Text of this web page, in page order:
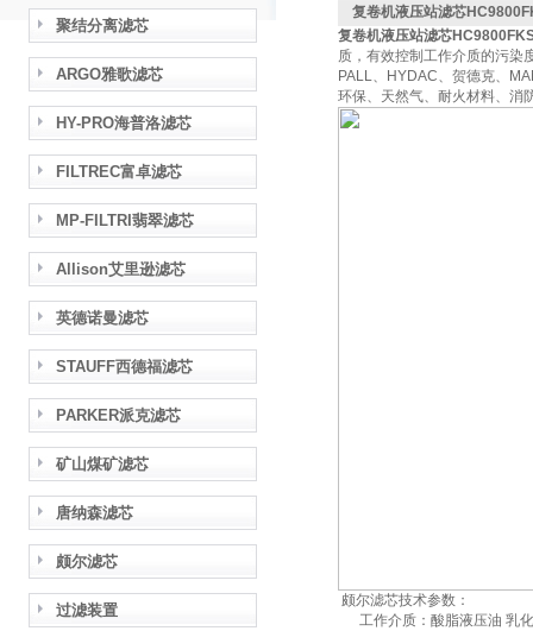
聚结分离滤芯
ARGO雅歌滤芯
HY-PRO海普洛滤芯
FILTREC富卓滤芯
MP-FILTRI翡翠滤芯
Allison艾里逊滤芯
英德诺曼滤芯
STAUFF西德福滤芯
PARKER派克滤芯
矿山煤矿滤芯
唐纳森滤芯
颇尔滤芯
过滤装置
复卷机液压站滤芯
复卷机液压站滤芯
质，有效控制工作介质的污染
PALL、HYDAC、贺德克、
环保、天然气、耐火材料、消
颇尔滤芯技术参数：
工作介质：酸脂液压油 乳